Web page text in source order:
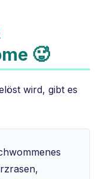
🥵
wird, gibt es